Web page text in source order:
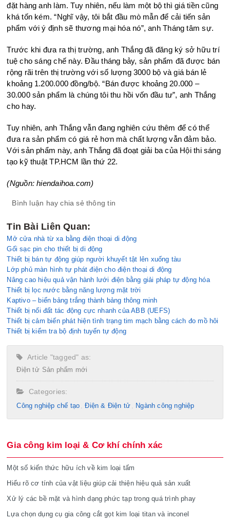
đặt hàng anh làm. Tuy nhiên, nếu làm một bộ thì giá tiền cũng
khá tốn kém. “Nghĩ vậy, tôi bắt đầu mò mẫn để cải tiến sản
phẩm với ý định sẽ thương mại hóa nó”, anh Tháng tâm sự.
Trước khi đưa ra thị trường, anh Thắng đã đăng ký sở hữu trí
tuệ cho sáng chế này. Đầu tháng bảy, sản phẩm đã được bán
rộng rãi trên thị trường với số lượng 3000 bộ và giá bán lẻ
khoảng 1.200.000 đồng/bộ. “Bán được khoảng 20.000 –
30.000 sản phẩm là chúng tôi thu hồi vốn đầu tư”, anh Thắng
cho hay.
Tuy nhiên, anh Thắng vẫn đang nghiên cứu thêm để có thể
đưa ra sản phẩm có giá rẻ hơn mà chất lượng vẫn đảm bảo.
Với sản phẩm này, anh Thắng đã đoạt giải ba của Hội thi sáng
tạo kỹ thuật TP.HCM lần thứ 22.
(Nguồn: hiendaihoa.com)
Bình luận hay chia sẻ thông tin
Tin Bài Liên Quan:
Mở cửa nhà từ xa bằng điện thoại di động
Gối sạc pin cho thiết bị di động
Thiết bị bán tự động giúp người khuyết tật lên xuống tàu
Lớp phủ màn hình tự phát điện cho điện thoại di động
Nâng cao hiệu quả vận hành lưới điện bằng giải pháp tự động hóa
Thiết bị lọc nước bằng năng lượng mặt trời
Kaptivo – biến bảng trắng thành bảng thông minh
Thiết bị nối đất tác động cực nhanh của ABB (UEFS)
Thiết bị cảm biến phát hiện tình trạng tim mạch bằng cách đo mồ hôi
Thiết bị kiểm tra bộ định tuyến tự động
Article "tagged" as:
Điện tử Sản phẩm mới
Categories:
Công nghiệp chế tạo​ Điện & Điện tử Ngành công nghiệp
Gia công kim loại & Cơ khí chính xác
Một số kiến thức hữu ích về kim loại tấm
Hiểu rõ cơ tính của vật liệu giúp cải thiện hiệu quả sản xuất
Xử lý các bề mặt và hình dạng phức tạp trong quá trình phay
Lựa chọn dụng cụ gia công cắt gọt kim loại titan và inconel